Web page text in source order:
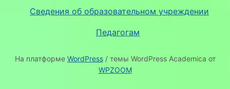
Сведения об образовательном учреждении
Педагогам
На платформе WordPress/ темы WordPress Academica от
WPZOOM